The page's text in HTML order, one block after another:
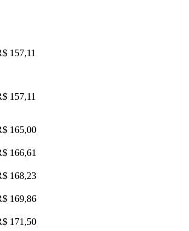
157,11
157,11
165,00
166,61
168,23
169,86
171,50